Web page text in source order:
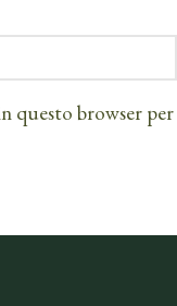
questo browser per